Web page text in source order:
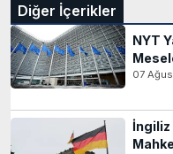
Diğer İçerikler
NYT
07
İngiliz